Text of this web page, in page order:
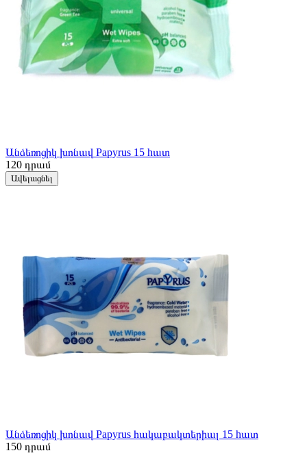
Անձեռոցիկ խոնավ Papyrus 15 hատ
120 դրամ
Ավելացնել
Անձեռոցիկ խոնավ Papyrus հակաբակտերիալ 15 hատ
150 դրամ